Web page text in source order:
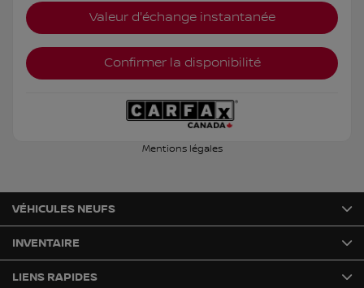
Valeur d'échange instantanée
Confirmer la disponibilité
Mentions légales
VÉHICULES NEUFS
INVENTAIRE
LIENS RAPIDES